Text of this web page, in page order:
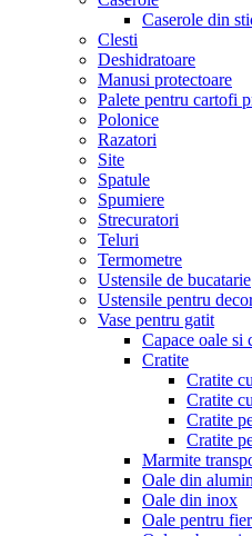
Caserole din
Clesti
Deshidratoare
Manusi protectoare
Palete pentru cartofi
Polonice
Razatori
Site
Spatule
Spumiere
Strecuratori
Teluri
Termometre
Ustensile de bucatarie
Ustensile pentru
Vase pentru gatit
Capace oale si
Cratite
Cratite
Cratite
Cratite
Cratite
Marmite
Oale din
Oale din inox
Oale pentru